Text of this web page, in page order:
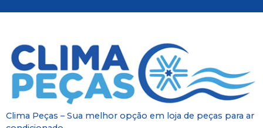
Clima Peças – Sua melhor opção em loja de peças para ar